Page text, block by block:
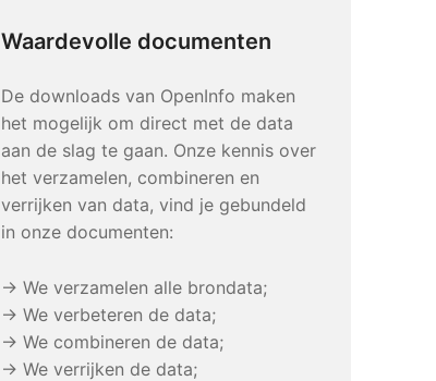
Waardevolle documenten
De downloads van OpenInfo maken
het mogelijk om direct met de data
aan de slag te gaan. Onze kennis over
het verzamelen, combineren en
verrijken van data, vind je gebundeld
in onze documenten:
→ We verzamelen alle brondata;
→ We verbeteren de data;
→ We combineren de data;
→ We verrijken de data;